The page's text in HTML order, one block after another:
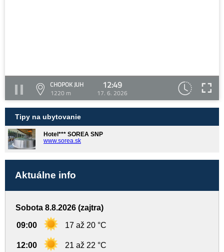
CHOPOK JUH
1220 m
12:49
17. 6. 2026
Tipy na ubytovanie
Hotel*** SOREA SNP
www.sorea.sk
Aktuálne info
Sobota 8.8.2026 (zajtra)
09:00 17 až 20 °C
12:00 21 až 22 °C